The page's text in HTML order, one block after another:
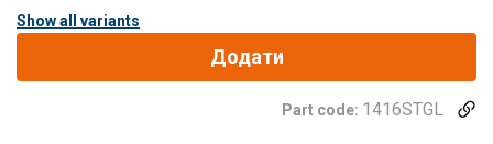
Show all variants
Додати
Part code: 1416STGL